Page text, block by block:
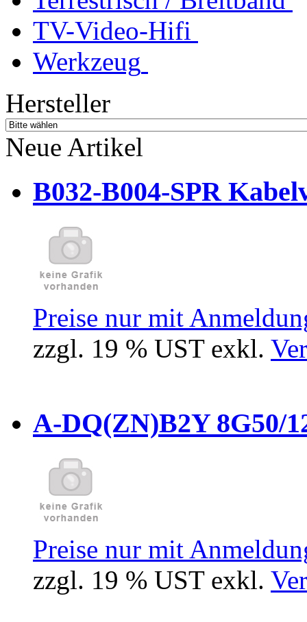
TV-Video-Hifi
Werkzeug
Hersteller
Neue Artikel
B032-B004-SPR
Preise nur mit
zzgl. 19 % UST exkl.
A-DQ(ZN)B2Y 8G50/
Preise nur mit
zzgl. 19 % UST exkl.